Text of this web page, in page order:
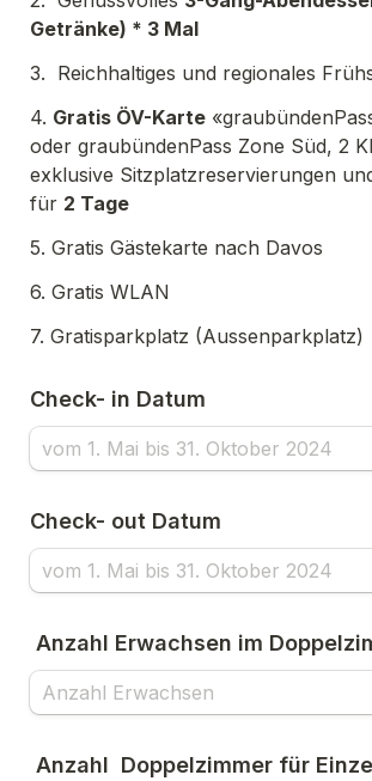
Getränke) * 3 Mal
3.  Reichhaltiges und regionales
4. Gratis ÖV-Karte
exklusive Sitzplatzreservierungen
für 2 Tage
5. Gratis Gästekarte nach Davos
6. Gratis WLAN
7. Gratisparkplatz (Aussenparkplatz)
Check- in Datum
Check- out Datum
Anzahl Erwachsen im
Anzahl  Doppelzimmer für